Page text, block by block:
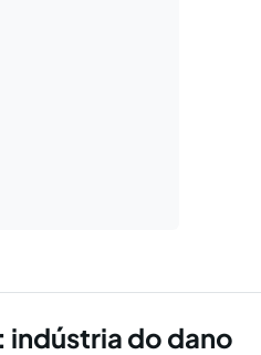
indústria do dano